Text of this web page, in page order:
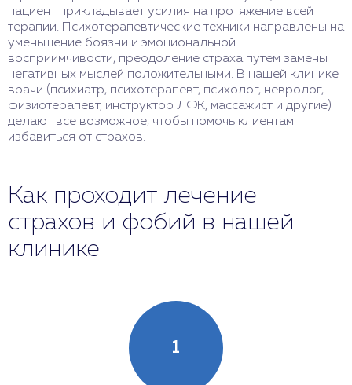
пациент прикладывает усилия на протяжение всей
терапии. Психотерапевтические техники направлены на
уменьшение боязни и эмоциональной
восприимчивости, преодоление страха путем замены
негативных мыслей положительными. В нашей клинике
врачи (психиатр, психотерапевт, психолог, невролог,
физиотерапевт, инструктор ЛФК, массажист и другие)
делают все возможное, чтобы помочь клиентам
избавиться от страхов.
Как проходит лечение
страхов и фобий в нашей
клинике
1